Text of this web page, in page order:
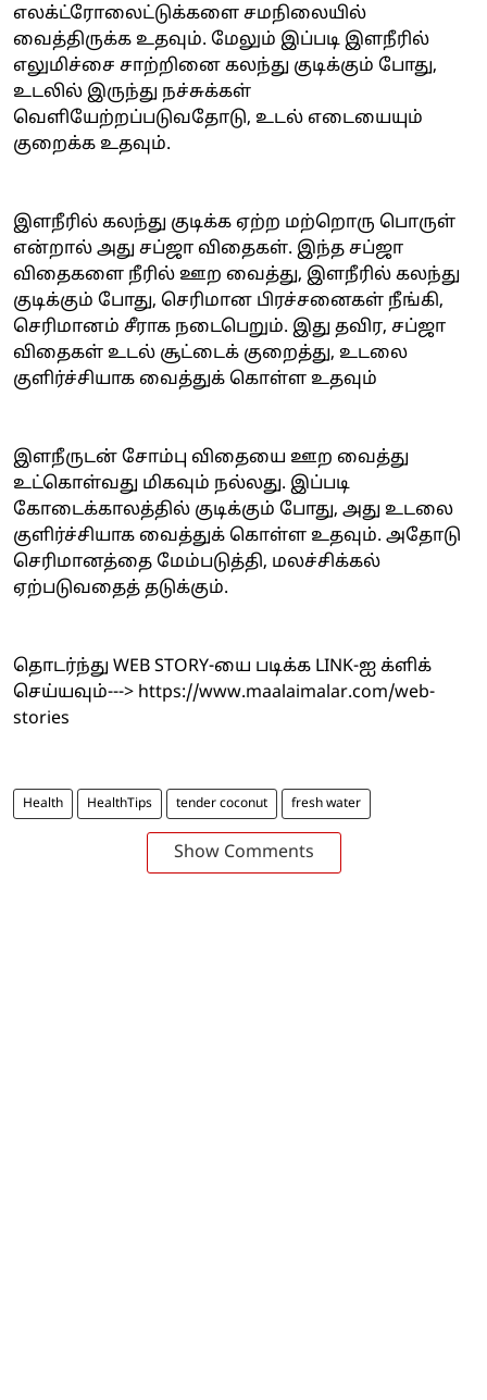
எலக்ட்ரோலைட்டுக்களை சமநிலையில்
வைத்திருக்க உதவும். மேலும் இப்படி இளநீரில்
எலுமிச்சை சாற்றினை கலந்து குடிக்கும் போது,
உடலில் இருந்து நச்சுக்கள்
வெளியேற்றப்படுவதோடு, உடல் எடையையும்
குறைக்க உதவும்.
இளநீரில் கலந்து குடிக்க ஏற்ற மற்றொரு பொருள்
என்றால் அது சப்ஜா விதைகள். இந்த சப்ஜா
விதைகளை நீரில் ஊற வைத்து, இளநீரில் கலந்து
குடிக்கும் போது, செரிமான பிரச்சனைகள் நீங்கி,
செரிமானம் சீராக நடைபெறும். இது தவிர, சப்ஜா
விதைகள் உடல் சூட்டைக் குறைத்து, உடலை
குளிர்ச்சியாக வைத்துக் கொள்ள உதவும்
இளநீருடன் சோம்பு விதையை ஊற வைத்து
உட்கொள்வது மிகவும் நல்லது. இப்படி
கோடைக்காலத்தில் குடிக்கும் போது, அது உடலை
குளிர்ச்சியாக வைத்துக் கொள்ள உதவும். அதோடு
செரிமானத்தை மேம்படுத்தி, மலச்சிக்கல்
ஏற்படுவதைத் தடுக்கும்.
தொடர்ந்து WEB STORY-யை படிக்க LINK-ஐ க்ளிக்
செய்யவும்---> https://www.maalaimalar.com/web-
stories
Health HealthTips tender coconut fresh water
Show Comments